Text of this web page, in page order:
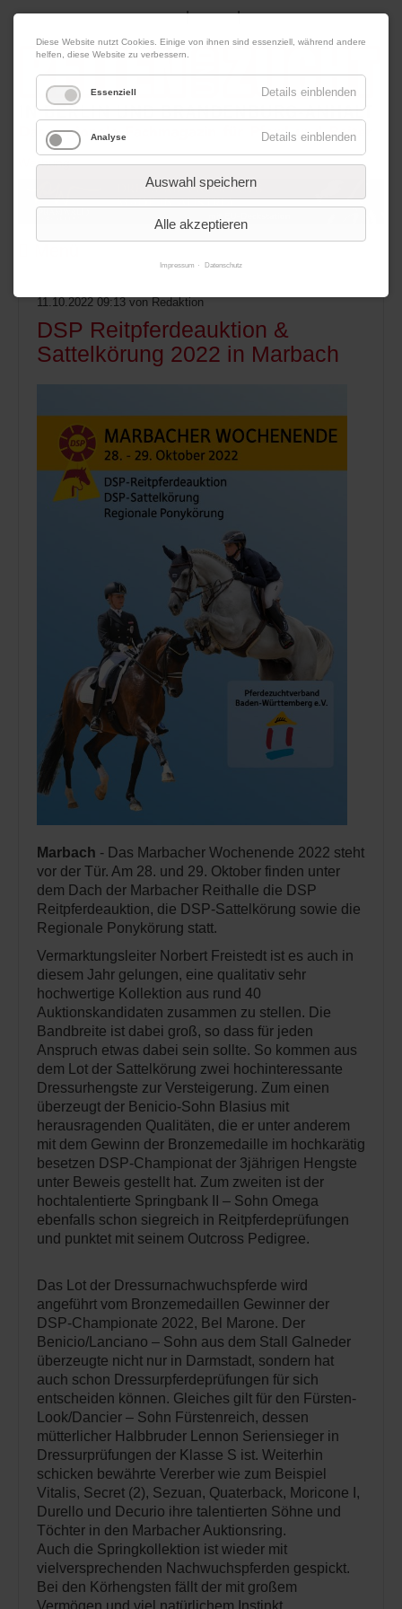
06. August 2026 Impressum|Kontakt|Datenschutz
Werbung
11.10.2022 09:13 von Redaktion
DSP Reitpferdeauktion &
Sattelkörung 2022 in Marbach
Marbach - Das Marbacher Wochenende 2022 steht
vor der Tür. Am 28. und 29. Oktober finden unter
dem Dach der Marbacher Reithalle die DSP
Reitpferdeauktion, die DSP-Sattelkörung sowie die
Regionale Ponykörung statt.
Vermarktungsleiter Norbert Freistedt ist es auch in
diesem Jahr gelungen, eine qualitativ sehr
hochwertige Kollektion aus rund 40
Auktionskandidaten zusammen zu stellen. Die
Bandbreite ist dabei groß, so dass für jeden
Anspruch etwas dabei sein sollte. So kommen aus
dem Lot der Sattelkörung zwei hochinteressante
Dressurhengste zur Versteigerung. Zum einen
überzeugt der Benicio-Sohn Blasius mit
herausragenden Qualitäten, die er unter anderem
mit dem Gewinn der Bronzemedaille im hochkarätig
besetzen DSP-Championat der 3jährigen Hengste
unter Beweis gestellt hat. Zum zweiten ist der
hochtalentierte Springbank II – Sohn Omega
ebenfalls schon siegreich in Reitpferdeprüfungen
und punktet mit seinem Outcross Pedigree.
Das Lot der Dressurnachwuchspferde wird
angeführt vom Bronzemedaillen Gewinner der
DSP-Championate 2022, Bel Marone. Der
Benicio/Lanciano – Sohn aus dem Stall Galneder
überzeugte nicht nur in Darmstadt, sondern hat
auch schon Dressurpferdeprüfungen für sich
entscheiden können. Gleiches gilt für den Fürsten-
Look/Dancier – Sohn Fürstenreich, dessen
mütterlicher Halbbruder Lennon Seriensieger in
Dressurprüfungen der Klasse S ist. Weiterhin
schicken bewährte Vererber wie zum Beispiel
Vitalis, Secret (2), Sezuan, Quaterback, Moricone I,
Durello und Decurio ihre talentierten Söhne und
Töchter in den Marbacher Auktionsring.
Auch die Springkollektion ist wieder mit
vielversprechenden Nachwuchspferden gespickt.
Bei den Körhengsten fällt der mit großem
Diese Website nutzt Cookies. Einige von ihnen sind essenziell, während andere
helfen, diese Website zu verbessern.
Essenziell Details einblenden
Analyse Details einblenden
Auswahl speichern
Alle akzeptieren
Impressum Datenschutz